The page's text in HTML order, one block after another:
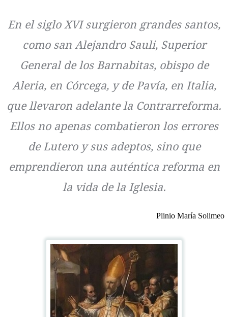
En el siglo XVI surgieron grandes santos,
como san Alejandro Sauli, Superior
General de los Barnabitas, obispo de
Aleria, en Córcega, y de Pavía, en Italia,
que llevaron adelante la Contrarreforma.
Ellos no apenas combatieron los errores
de Lutero y sus adeptos, sino que
emprendieron una auténtica reforma en
la vida de la Iglesia.
Plinio María Solimeo